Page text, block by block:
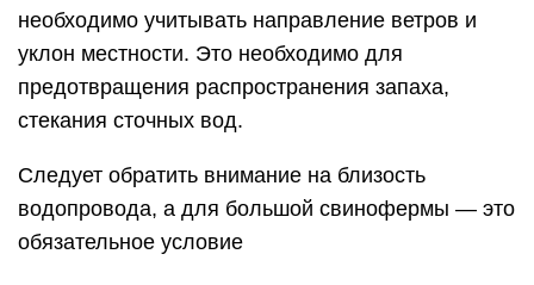
необходимо учитывать направление ветров и
уклон местности. Это необходимо для
предотвращения распространения запаха,
стекания сточных вод.
Следует обратить внимание на близость
водопровода, а для большой свинофермы — это
обязательное условие